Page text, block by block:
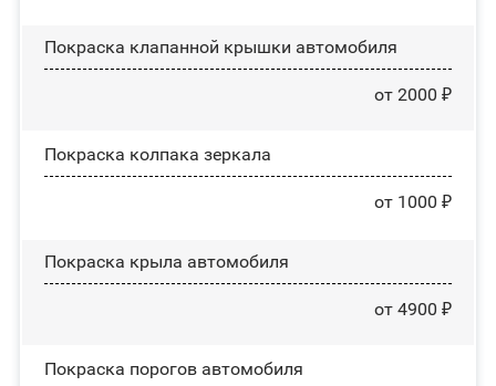
Покраска клапанной крышки автомобиля
от 2000 ₽
Покраска колпака зеркала
от 1000 ₽
Покраска крыла автомобиля
от 4900 ₽
Покраска порогов автомобиля